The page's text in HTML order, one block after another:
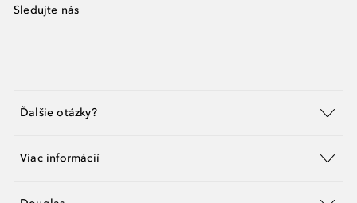
Sledujte nás
Ďalšie otázky?
Viac informácií